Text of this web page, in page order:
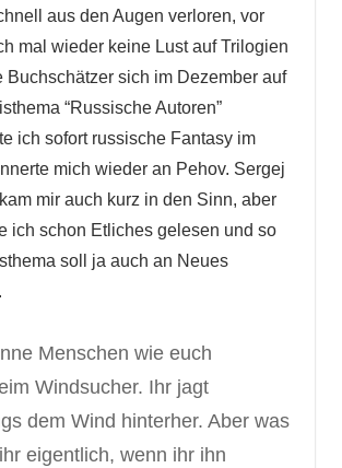
aus den Augen verloren, vor
mal wieder keine Lust auf Trilogien
Buchschätzer sich im Dezember auf
“Russische Autoren”
ich sofort russische Fantasy im
mich wieder an Pehov. Sergej
mir auch kurz in den Sinn, aber
ich schon Etliches gelesen und so
soll ja auch an Neues
Menschen wie euch
Windsucher. Ihr jagt
dem Wind hinterher. Aber was
eigentlich, wenn ihr ihn